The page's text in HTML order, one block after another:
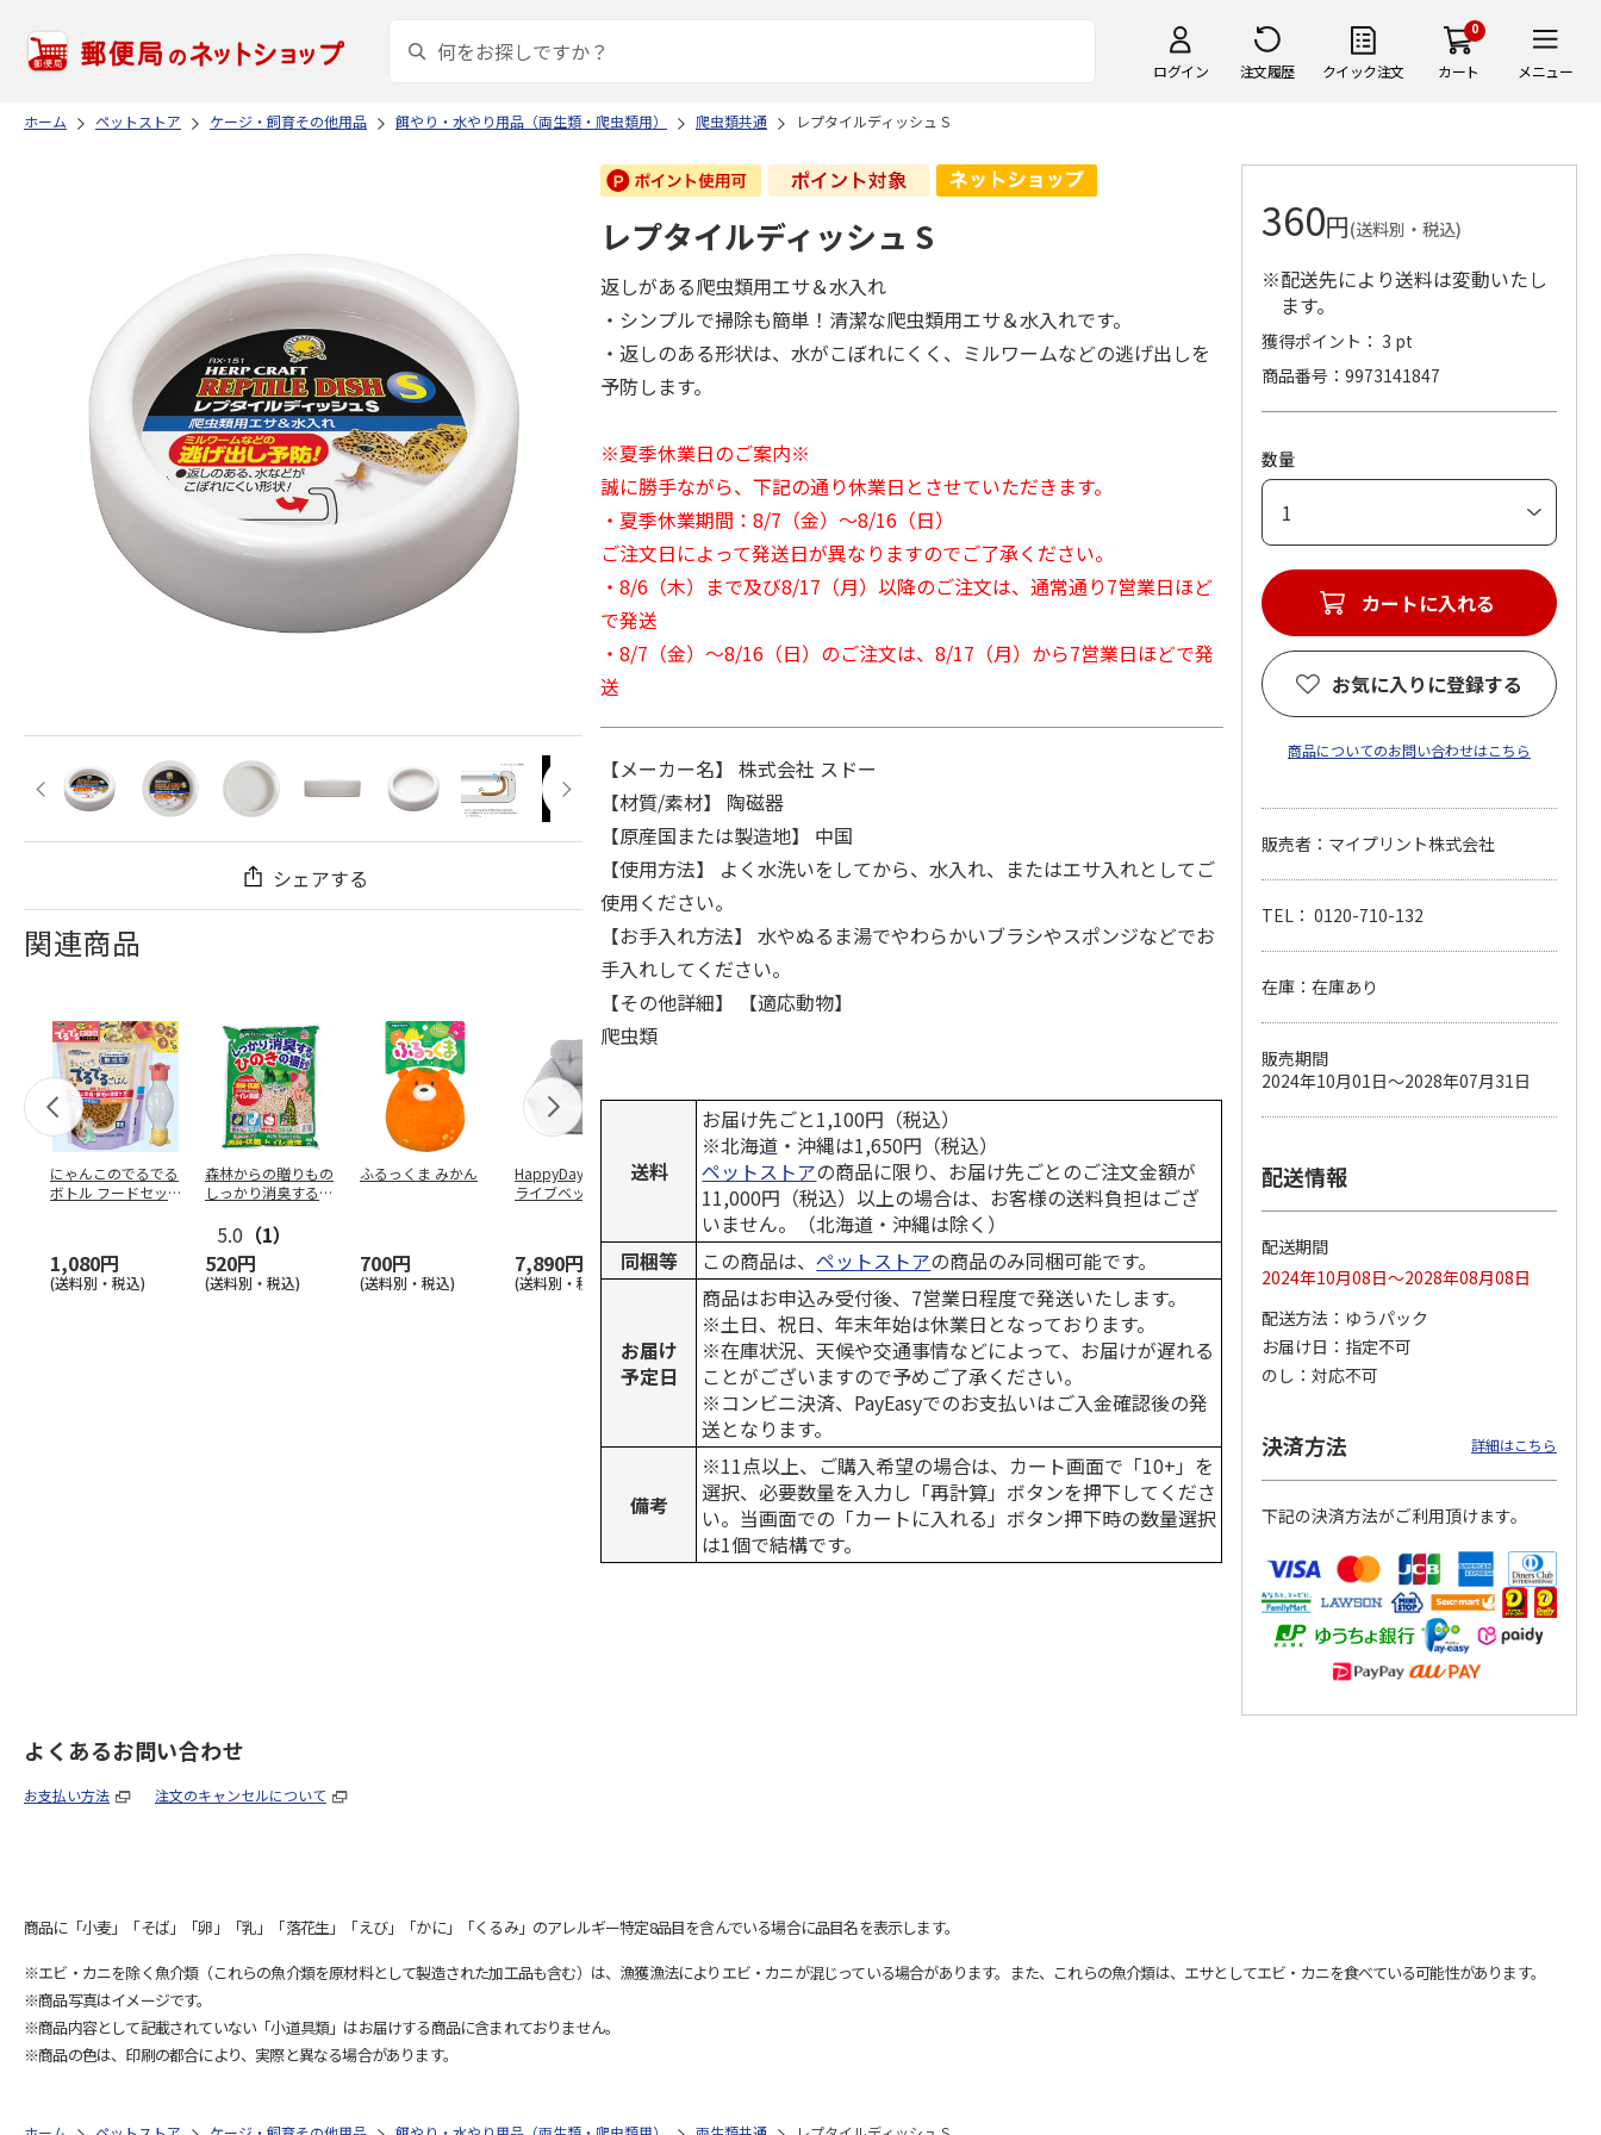
ログイン 注文履歴 クイック注文
0
カート メニュー
ホーム ペットストア ケージ・飼育その他用品 餌やり・水やり用品（両生類・爬虫類用） 爬虫類共通 レプタイルディッシュ S
シェアする
関連商品
にゃんこのでるでる
ボトル フードセッ
1,080円
(送料別・税込)
森林からの贈りもの
しっかり消臭するひ
5.0 （1）
520円
(送料別・税込)
ふるっくま みかん
700円
(送料別・税込)
HappyDays 2wayド
ライブベッド グレ
7,890円
(送料別・税込)
獣医師開発 ニオイ
をとる砂専用 猫ト
イレ ナチュラルグ
1,550円
(送料別・税込)
デオトイレ 飛び散
らない消臭・抗菌サ
ンド 4L
1,320円
(送料別・税込)
無添加良品 カムカ
ムデンタルコーン
ぐるぐるボーン型 S
…
470円
(送料別・税込)
銀のスプーン パウ
チ 健康に育つ子ね
こ用 まぐろ・かつ
120円
(送料別・税込)
ペット線香 虹のか
なた フルーティフ
ローラルの香り
590円
(送料別・税込)
えBOX とりささ…
380円
(送料別・税込)
レプタイルディッシュ S
返しがある爬虫類用エサ＆水入れ
・シンプルで掃除も簡単！清潔な爬虫類用エサ＆水入れです。
・返しのある形状は、水がこぼれにくく、ミルワームなどの逃げ出しを
予防します。
※夏季休業日のご案内※
誠に勝手ながら、下記の通り休業日とさせていただきます。
・夏季休業期間：8/7（金）～8/16（日）
ご注文日によって発送日が異なりますのでご了承ください。
・8/6（木）まで及び8/17（月）以降のご注文は、通常通り7営業日ほど
で発送
・8/7（金）～8/16（日）のご注文は、8/17（月）から7営業日ほどで発
送
【メーカー名】 株式会社 スドー
【材質/素材】 陶磁器
【原産国または製造地】 中国
【使用方法】 よく水洗いをしてから、水入れ、またはエサ入れとしてご
使用ください。
【お手入れ方法】 水やぬるま湯でやわらかいブラシやスポンジなどでお
手入れしてください。
【その他詳細】 【適応動物】
爬虫類
送料
お届け先ごと1,100円（税込）
※北海道・沖縄は1,650円（税込）
ペットストアの商品に限り、お届け先ごとのご注文金額が
11,000円（税込）以上の場合は、お客様の送料負担はござ
いません。（北海道・沖縄は除く）
同梱等
この商品は、ペットストアの商品のみ同梱可能です。
お届け
予定日
商品はお申込み受付後、7営業日程度で発送いたします。
※土日、祝日、年末年始は休業日となっております。
※在庫状況、天候や交通事情などによって、お届けが遅れる
ことがございますので予めご了承ください。
※コンビニ決済、PayEasyでのお支払いはご入金確認後の発
送となります。
備考
※11点以上、ご購入希望の場合は、カート画面で「10+」を
選択、必要数量を入力し「再計算」ボタンを押下してくださ
い。当画面での「カートに入れる」ボタン押下時の数量選択
は1個で結構です。
360円(送料別・税込)
※配送先により送料は変動いたし
ます。
獲得ポイント： 3 pt
商品番号
9973141847
数量
カートに入れる
お気に入りに登録する
商品についてのお問い合わせはこちら
販売者：マイプリント株式会社
TEL： 0120-710-132
在庫：在庫あり
販売期間
2024年10月01日～2028年07月31日
配送情報
配送期間
2024年10月08日～2028年08月08日
配送方法
ゆうパック
お届け日
指定不可
のし
対応不可
決済方法 詳細はこちら
下記の決済方法がご利用頂けます。
よくあるお問い合わせ
お支払い方法 注文のキャンセルについて
商品に「小麦」「そば」「卵」「乳」「落花生」「えび」「かに」「くるみ」のアレルギー特定8品目を含んでいる場合に品目名を表示します。
※エビ・カニを除く魚介類（これらの魚介類を原材料として製造された加工品も含む）は、漁獲漁法によりエビ・カニが混じっている場合があります。また、これらの魚介類は、エサとしてエビ・カニを食べている可能性があります。
※商品写真はイメージです。
※商品内容として記載されていない「小道具類」はお届けする商品に含まれておりません。
※商品の色は、印刷の都合により、実際と異なる場合があります。